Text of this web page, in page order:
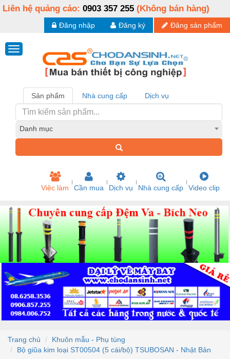
Liên hệ quảng cáo: 0903 357 255 (Không bán hàng)
Đăng sản phẩm
Đăng ký
Đăng nhập
Sản phẩm Nhà cung cấp Dịch vụ
Danh mục
Việc làm Cần mua Dịch vụ Nhà cung cấp Video clip
Trang chủ
Khuôn mẫu - Phụ tùng
Bộ giũa kim loại ST00504 (5 cái/bộ) TSUBOSAN - Nhật Bản